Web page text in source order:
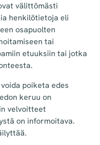
välittömästi
henkilötietoja eli
osapuolten
tai
etuuksiin tai jotka
poiketa edes
keruu on
velvoitteet
on informoitava.